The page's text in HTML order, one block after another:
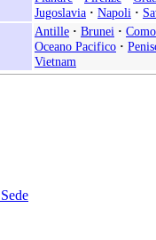
Jugoslavia · Napoli ·
Antille · Brunei ·
Oceano Pacifico ·
Vietnam